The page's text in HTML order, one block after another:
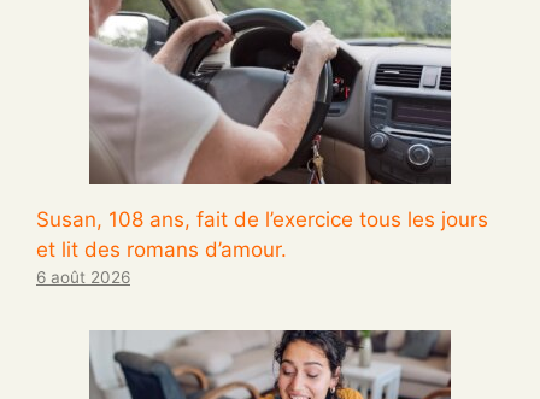
Susan, 108 ans, fait de l’exercice tous les jours
et lit des romans d’amour.
6 août 2026